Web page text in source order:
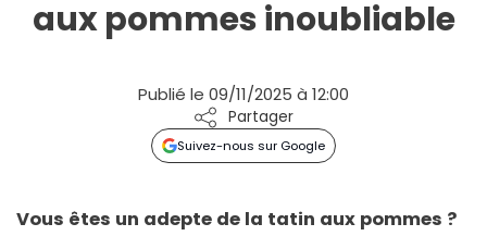
aux pommes inoubliable
Publié le 09/11/2025 à 12:00
Partager
Suivez-nous sur Google
Vous êtes un adepte de la tatin aux pommes ?